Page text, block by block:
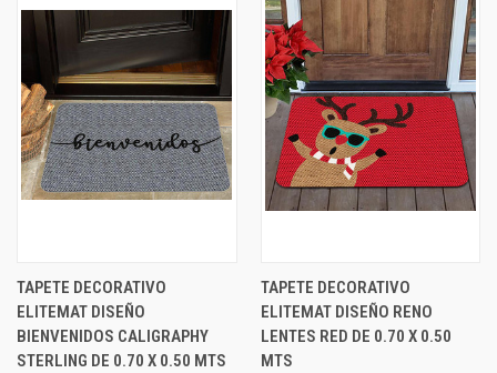
TAPETE DECORATIVO
ELITEMAT DISEÑO
BIENVENIDOS CALIGRAPHY
STERLING DE 0.70 X 0.50 MTS
TAPETE DECORATIVO
ELITEMAT DISEÑO RENO
LENTES RED DE 0.70 X 0.50
MTS